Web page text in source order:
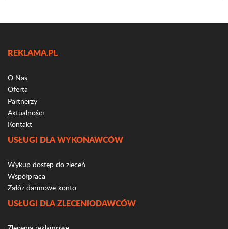
REKLAMA.PL
O Nas
Oferta
Partnerzy
Aktualności
Kontakt
USŁUGI DLA WYKONAWCÓW
Wykup dostęp do zleceń
Współpraca
Załóż darmowe konto
USŁUGI DLA ZLECENIODAWCÓW